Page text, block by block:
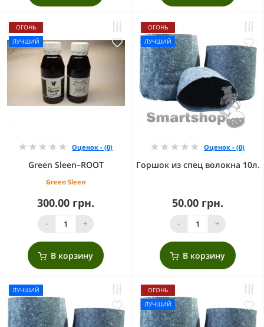
ОГОНЬ
ЛУЧШИЙ
Оценок - (0)
Green Sleen–ROOT
Green Sleen
300.00 грн.
- +
В корзину
ОГОНЬ
ЛУЧШИЙ
Оценок - (0)
Горшок из спец волокна 10л.
50.00 грн.
- +
В корзину
ЛУЧШИЙ
ОГОНЬ
ЛУЧШИЙ